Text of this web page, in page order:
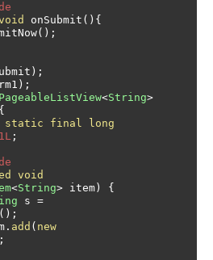
onSubmit (){
submitNow
();
);
);
PageableListView<String>
static final
long
1L ;
void
<String> item )
{
s =
();
. add ( new